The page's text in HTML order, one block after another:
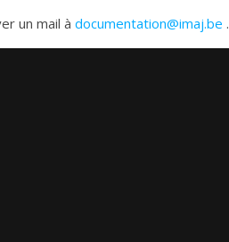
un mail à documentation@imaj.be .